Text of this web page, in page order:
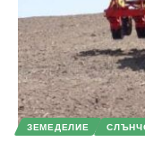
ЗЕМЕДЕЛИЕ